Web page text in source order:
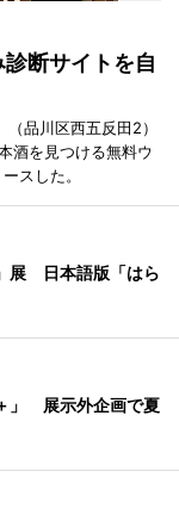
断サイトを自
品川区西五反田2）
酒を見つける無料ウ
スした。
展 日本語版「はら
」 展示外企画で夏